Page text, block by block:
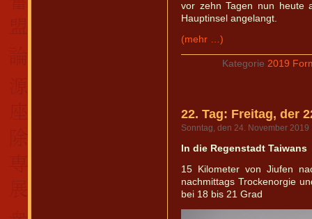
vor zehn Tagen nun heute
Hauptinsel angelangt.
(mehr …)
Kategorie 2019
22. Tag: Freitag, der
Sonntag, den 24. November 2019
In die Regenstadt Taiwans
15 Kilometer von Jiufen
nachmittags Trockenorgie
bei 18 bis 21 Grad